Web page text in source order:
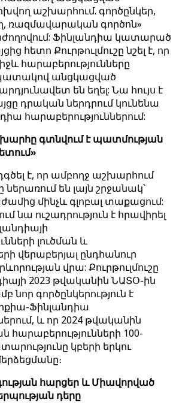
աշխարհում. գործընկեր,
ռազմավարական գործոն»
Ֆինլանդիա կատարած
հետո Քուրթուլմուշը նշել է, որ
հարաբերությունները
անցկացված
են եղել: Նա հույս է
դրական ներդրում կունենա
հարաբերություններում:
գտնվում է պատմության
է, որ ամբողջ աշխարհում
են լայն շրջանակ՝
մինչև գլոբալ տաքացում:
նա ուշադրություն է հրավիրել
լուծման և
վերաբերյալ ընդհանուր
վրա: Քուրթուլմուշը
2023 թվականին ՆԱՏՕ-ին
նոր գործընկերություն է
Ֆինլանդիա
և որ 2024 թվականին
100-
կբերի երկու
հարցեր և Միավորված
դերը